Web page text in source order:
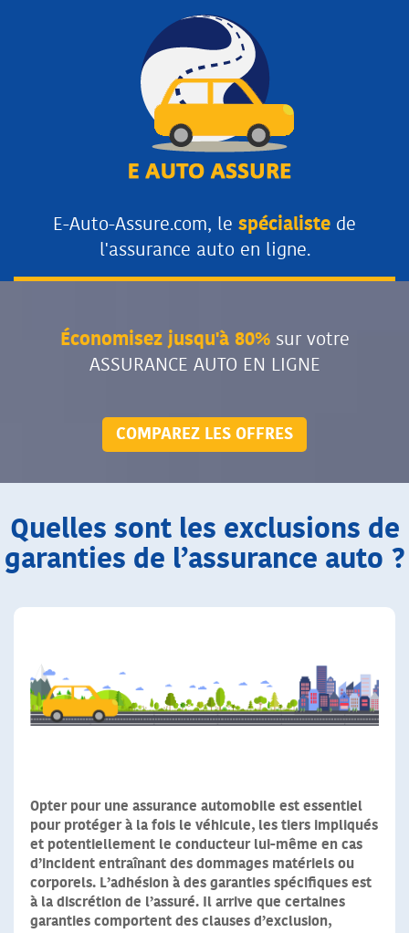
E-Auto-Assure.com, le spécialiste de
l'assurance auto en ligne.
Économisez jusqu'à 80% sur votre
ASSURANCE AUTO EN LIGNE
COMPAREZ LES OFFRES
Quelles sont les exclusions de
garanties de l’assurance auto ?
Opter pour une assurance automobile est essentiel
pour protéger à la fois le véhicule, les tiers impliqués
et potentiellement le conducteur lui-même en cas
d’incident entraînant des dommages matériels ou
corporels. L’adhésion à des garanties spécifiques est
à la discrétion de l’assuré. Il arrive que certaines
garanties comportent des clauses d’exclusion,